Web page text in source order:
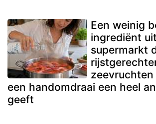
Een weinig
ingrediënt
supermarkt
zeevruchten
een handomdraai een heel
geeft